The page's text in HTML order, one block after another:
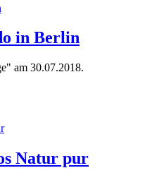
in Berlin
am 30.07.2018.
Natur pur